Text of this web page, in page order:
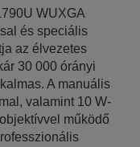
WUXGA
és speciális
az élvezetes
30 000 órányi
A manuális
valamint 10 W-
működő